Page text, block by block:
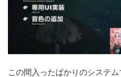
この間入ったばかりのシステ